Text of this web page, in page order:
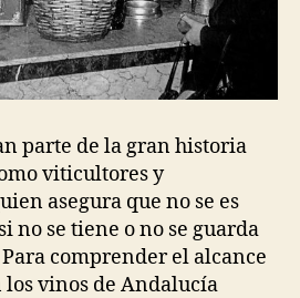
parte de la gran historia
viticultores y
asegura que no se es
no se tiene o no se guarda
comprender el alcance
vinos de Andalucía